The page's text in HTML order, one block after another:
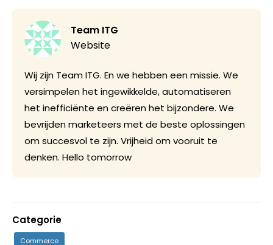
Team ITG
Website
Wij zijn Team ITG. En we hebben een missie. We
versimpelen het ingewikkelde, automatiseren
het inefficiënte en creëren het bijzondere. We
bevrijden marketeers met de beste oplossingen
om succesvol te zijn. Vrijheid om vooruit te
denken. Hello tomorrow
Categorie
Commerce